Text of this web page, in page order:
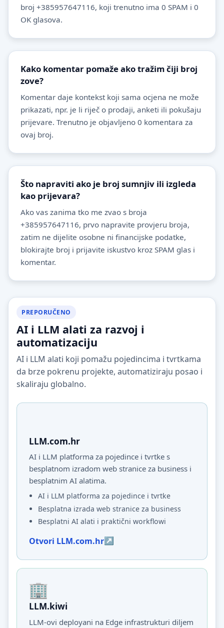
broj +385957647116, koji trenutno ima 0 SPAM i 0
OK glasova.
Kako komentar pomaže ako tražim čiji broj
zove?
Komentar daje kontekst koji sama ocjena ne može
prikazati, npr. je li riječ o prodaji, anketi ili pokušaju
prijevare. Trenutno je objavljeno 0 komentara za
ovaj broj.
Što napraviti ako je broj sumnjiv ili izgleda
kao prijevara?
Ako vas zanima tko me zvao s broja
+385957647116, prvo napravite provjeru broja,
zatim ne dijelite osobne ni financijske podatke,
blokirajte broj i prijavite iskustvo kroz SPAM glas i
komentar.
PREPORUČENO
AI i LLM alati za razvoj i
automatizaciju
AI i LLM alati koji pomažu pojedincima i tvrtkama
da brze pokrenu projekte, automatiziraju posao i
skaliraju globalno.
LLM.com.hr
AI i LLM platforma za pojedince i tvrtke s
besplatnom izradom web stranice za business i
besplatnim AI alatima.
AI i LLM platforma za pojedince i tvrtke
Besplatna izrada web stranice za business
Besplatni AI alati i praktični workflowi
Otvori LLM.com.hr
LLM.kiwi
LLM-ovi deployani na Edge infrastrukturi diljem